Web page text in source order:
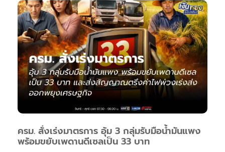
ครม. สั่งเร่งมาตรการ อุ้ม 3 กลุ่มรับมือน้ำมันแพง
พร้อมขยับเพดานดีเซลเป็น 33 บาท